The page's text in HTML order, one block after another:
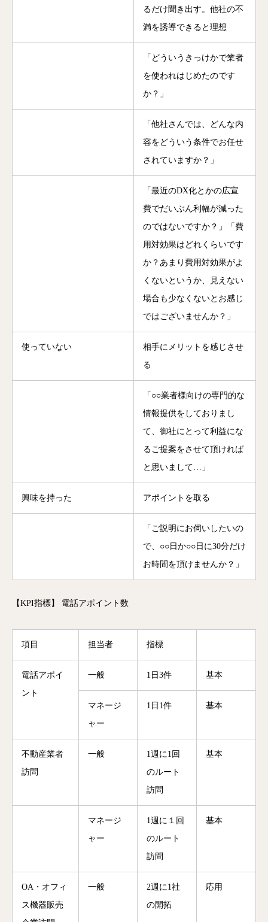
るだけ聞き出す。他社の不
満を誘導できると理想
「どういうきっけかで業者
を使われはじめたのです
か？」
「他社さんでは、どんな内
容をどういう条件でお任せ
されていますか？」
「最近のDX化とかの広宣
費でだいぶん利幅が減った
のではないですか？」「費
用対効果はどれくらいです
か？あまり費用対効果がよ
くないというか、見えない
場合も少なくないとお感じ
ではございませんか？」
使っていない
相手にメリットを感じさせ
る
「○○業者様向けの専門的な
情報提供をしておりまし
て、御社にとって利益にな
るご提案をさせて頂ければ
と思いまして…」
興味を持った アポイントを取る
「ご説明にお伺いしたいの
で、○○日か○○日に30分だけ
お時間を頂けませんか？」
【KPI指標】 電話アポイント数
項目 担当者 指標
電話アポイ
ント
一般 1日3件 基本
マネージ
ャー
1日1件 基本
不動産業者
訪問
一般
1週に1回
のルート
訪問
基本
マネージ
ャー
1週に１回
のルート
訪問
基本
OA・オフィ
ス機器販売
一般
2週に1社
の開拓
応用